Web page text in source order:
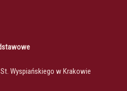
St. Wyspiańskiego w Krakowie